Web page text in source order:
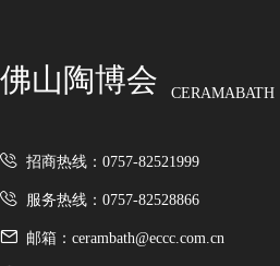
佛山陶博会 CERAMABATH
招商热线：0757-82521999
服务热线：0757-82528866
邮箱：cerambath@eccc.com.cn